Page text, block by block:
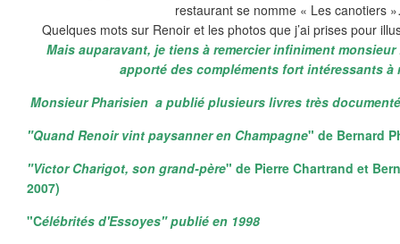
restaurant se nomme « Les canotiers
Quelques mots sur Renoir et les photos que j’ai prises pour
Mais auparavant, je tiens à remercier infiniment
apporté des compléments fort intéressants à
Monsieur Pharisien a publié plusieurs livres très
"Quand Renoir vint paysanner en Champagne" de Bernard
"Victor Charigot, son grand-père" de Pierre Chartrand et
2007)
"Célébrités d'Essoyes" publié en 1998